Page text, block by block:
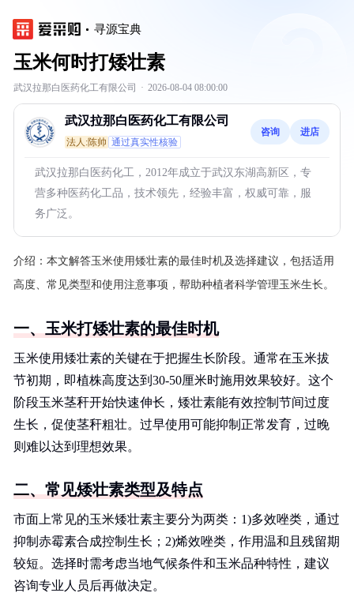
寻源宝典
玉米何时打矮壮素
武汉拉那白医药化工有限公司 · 2026-08-04 08:00:00
武汉拉那白医药化工有限公司
法人:陈帅 通过真实性核验
咨询 进店
武汉拉那白医药化工，2012年成立于武汉东湖高新区，专
营多种医药化工品，技术领先，经验丰富，权威可靠，服
务广泛。
介绍： 本文解答玉米使用矮壮素的最佳时机及选择建议，包括适用
高度、常见类型和使用注意事项，帮助种植者科学管理玉米生长。
一、玉米打矮壮素的最佳时机
玉米使用矮壮素的关键在于把握生长阶段。通常在玉米拔
节初期，即植株高度达到30-50厘米时施用效果较好。这个
阶段玉米茎秆开始快速伸长，矮壮素能有效控制节间过度
生长，促使茎秆粗壮。过早使用可能抑制正常发育，过晚
则难以达到理想效果。
二、常见矮壮素类型及特点
市面上常见的玉米矮壮素主要分为两类：1)多效唑类，通过
抑制赤霉素合成控制生长；2)烯效唑类，作用温和且残留期
较短。选择时需考虑当地气候条件和玉米品种特性，建议
咨询专业人员后再做决定。